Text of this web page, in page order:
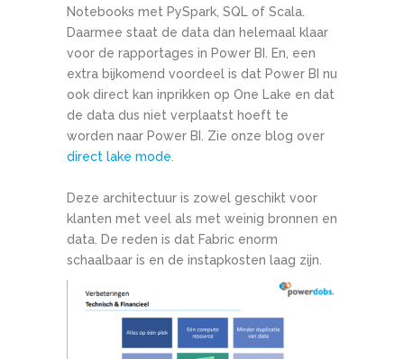
Notebooks met PySpark, SQL of Scala.
Daarmee staat de data dan helemaal klaar
voor de rapportages in Power BI. En, een
extra bijkomend voordeel is dat Power BI nu
ook direct kan inprikken op One Lake en dat
de data dus niet verplaatst hoeft te
worden naar Power BI. Zie onze blog over
direct lake mode
Deze architectuur is zowel geschikt voor
klanten met veel als met weinig bronnen en
data. De reden is dat Fabric enorm
schaalbaar is en de instapkosten laag zijn.